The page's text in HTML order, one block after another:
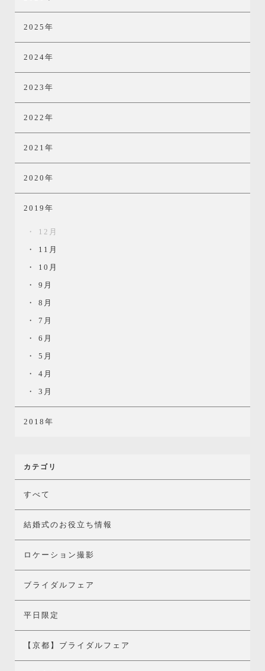
2025年
2024年
2023年
2022年
2021年
2020年
2019年
12月
11月
10月
9月
8月
7月
6月
5月
4月
3月
2018年
カテゴリ
すべて
結婚式のお役立ち情報
ロケーション撮影
ブライダルフェア
平日限定
【京都】ブライダルフェア